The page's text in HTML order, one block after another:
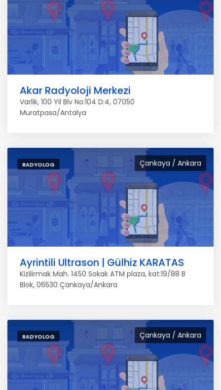
Akar Radyoloji Merkezi
Varlik, 100 Yil Blv No:104 D:4, 07050
Muratpasa/Antalya
Çankaya / Ankara
RADYOLOG
Ayrintili Ultrason | Gülhiz KARATAS
Kizilirmak Mah. 1450 Sokak ATM plaza, kat:19/88 B
Blok, 06530 Çankaya/Ankara
Çankaya / Ankara
RADYOLOG